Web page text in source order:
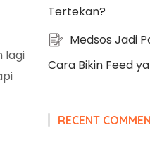
lagi
Tertekan?
Medsos Jadi
Cara Bikin Feed
RECENT